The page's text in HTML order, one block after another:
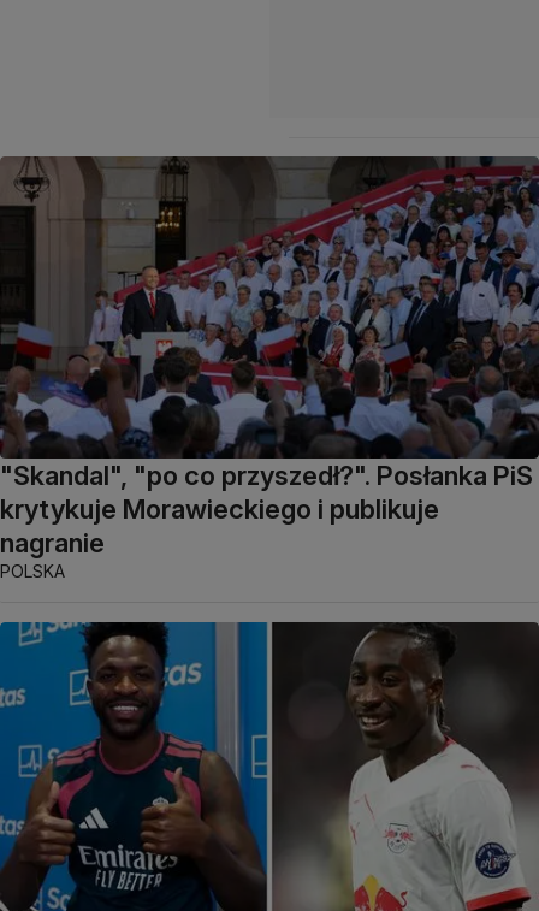
"Skandal", "po co przyszedł?". Posłanka PiS
krytykuje Morawieckiego i publikuje
nagranie
POLSKA